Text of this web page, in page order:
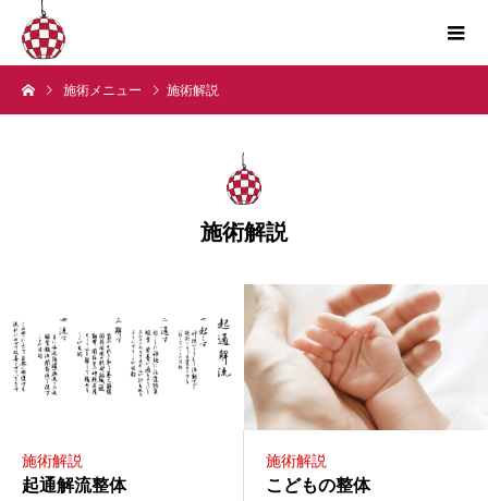
施術メニュー 施術解説
施術解説
施術解説
起通解流整体
施術解説
こどもの整体